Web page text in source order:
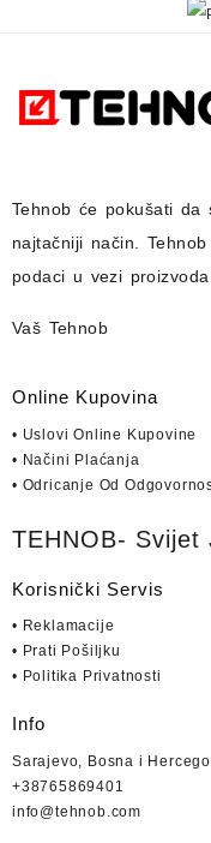
Tehnob će pokušati da
najtačniji način. Tehnob
podaci u vezi
Vaš Tehnob
Online Kupovina
• Uslovi Online Kupovine
• Načini Plaćanja
• Odricanje Od
TEHNOB- Svijet
Korisnički Servis
• Reklamacije
• Prati Pošiljku
• Politika Privatnosti
Info
Sarajevo, Bosna i
+38765869401
info@tehnob.com